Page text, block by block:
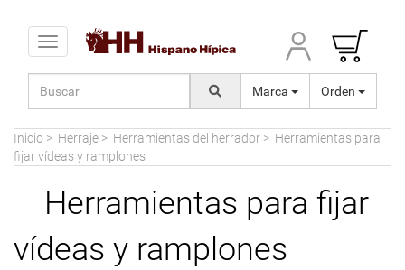
Toggle navigation
Marca Orden
Inicio > Herraje > Herramientas del herrador > Herramientas para
fijar vídeas y ramplones
Herramientas para fijar
vídeas y ramplones